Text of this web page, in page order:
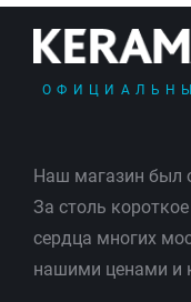
Наш магазин был
За столь
сердца многих
нашими ценами и